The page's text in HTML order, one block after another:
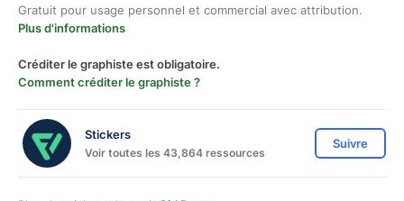
Gratuit pour usage personnel et commercial avec attribution.
Plus d'informations
Créditer le graphiste est obligatoire.
Comment créditer le graphiste ?
Stickers
Voir toutes les 43,864 ressources
Suivre